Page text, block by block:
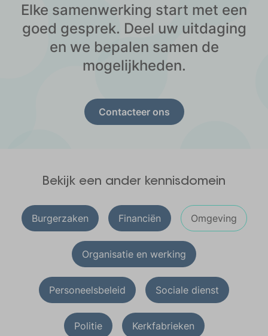
Elke samenwerking start met een
goed gesprek. Deel uw uitdaging
en we bepalen samen de
mogelijkheden.
Contacteer ons
Bekijk een ander kennisdomein
Burgerzaken Financiën Omgeving
Organisatie en werking
Personeelsbeleid Sociale dienst
Politie Kerkfabrieken